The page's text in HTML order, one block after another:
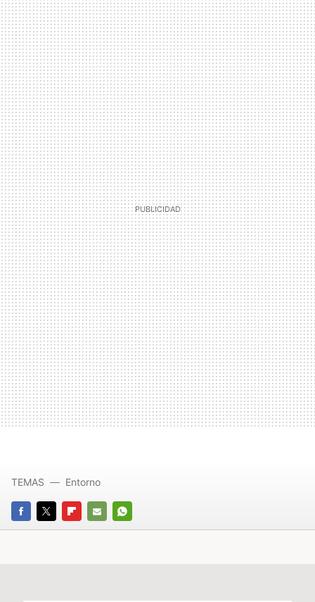
FACEBOOK
TWITTERFLIPBOARD
E-
WHATSAPP
TEMAS Entorno